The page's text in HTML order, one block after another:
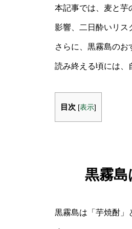
本記事では、麦と芋
影響、二日酔いリス
さらに、黒霧島のお
読み終える頃には、
目次 [表示]
黒霧
黒霧島は「芋焼酎」